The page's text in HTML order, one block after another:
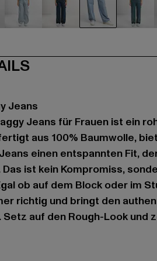
Jeans
Jeans für Frauen ist ein
aus 100% Baumwolle,
einen entspannten Fit,
ist kein Kompromiss,
ob auf dem Block oder im
richtig und bringt den
auf den Rough-Look und